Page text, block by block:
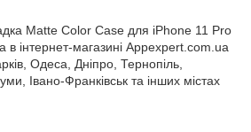
Matte Color Case для iPhone 11 Pro
інтернет-магазині Appexpert.com.ua
Одеса, Дніпро, Тернопіль,
Івано-Франківськ та інших містах